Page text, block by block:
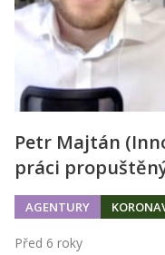
Petr Majtán
práci
AGENTURY
Před 6 roky